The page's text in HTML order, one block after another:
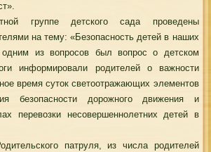
группе детского сада проведены
на тему: «Безопасность детей в наших
из вопросов был вопрос о детском
информировали родителей о важности
время суток светоотражающих элементов
безопасности дорожного движения и
перевозки несовершеннолетних детей в
патруля, из числа родителей